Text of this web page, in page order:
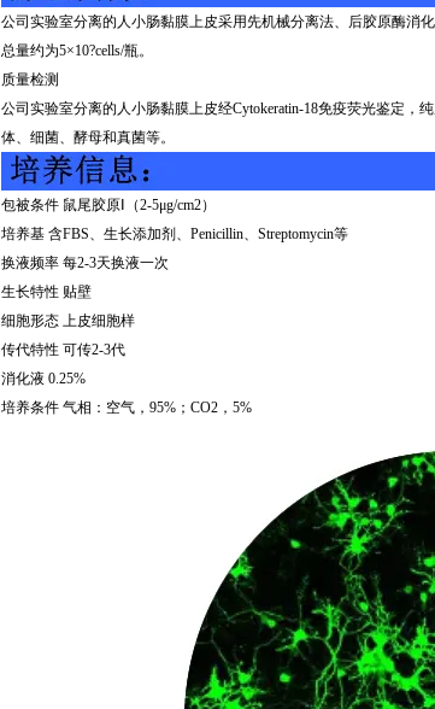
公司实验室分离的人小肠黏膜上皮采用先机械分离法、后胶原酶消
总量约为5×10?cells/瓶。
质量检测
公司实验室分离的人小肠黏膜上皮经Cytokeratin-18免疫荧光鉴定，
体、细菌、酵母和真菌等。
包被条件 鼠尾胶原Ⅰ（2-5μg/cm2）
培养基 含FBS、生长添加剂、 Penicillin、 Streptomycin等
换液频率 每2-3天换液一次
生长特性 贴壁
细胞形态 上皮细胞样
传代特性 可传2-3代
消化液 0.25%
培养条件 气相：空气， 95% ； CO2 ， 5%